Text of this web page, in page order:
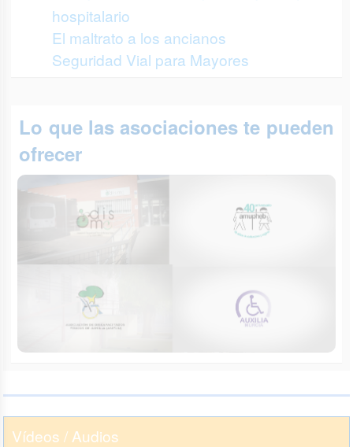
hospitalario
El maltrato a los ancianos
Seguridad Vial para Mayores
Lo que las asociaciones te pueden
ofrecer
Vídeos / Audios